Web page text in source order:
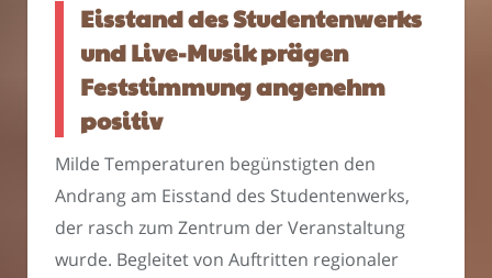
Eisstand des Studentenwerks
und Live-Musik prägen
Feststimmung angenehm
positiv
Milde Temperaturen begünstigten den
Andrang am Eisstand des Studentenwerks,
der rasch zum Zentrum der Veranstaltung
wurde. Begleitet von Auftritten regionaler